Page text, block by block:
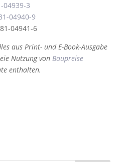
04939-3
04940-9
04941-6
aus Print- und E-Book-Ausgabe
Nutzung von Baupreise
enthalten.